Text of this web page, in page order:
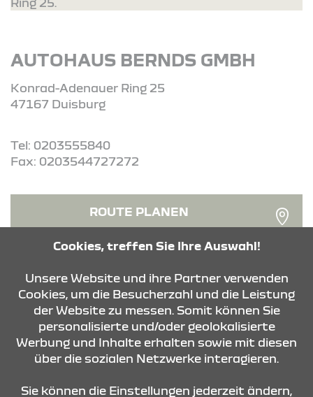
AUTOHAUS BERNDS GMBH
Konrad-Adenauer Ring 25
47167 Duisburg
Tel: 0203555840
Fax: 0203544727272
ROUTE PLANEN
ANFRAGE SENDEN
Cookies, treffen Sie Ihre Auswahl!
Unsere Website und ihre Partner verwenden
Cookies, um die Besucherzahl und die Leistung
der Website zu messen. Somit können Sie
personalisierte und/oder geolokalisierte
Werbung und Inhalte erhalten sowie mit diesen
über die sozialen Netzwerke interagieren.
Sie können die Einstellungen jederzeit ändern,